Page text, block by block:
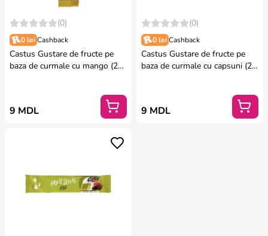
(0)
0 lei Cashback
Castus Gustare de fructe pe
baza de curmale cu mango (20
9 MDL
(0)
0 lei Cashback
Castus Gustare de fructe pe
baza de curmale cu capsuni (20
9 MDL